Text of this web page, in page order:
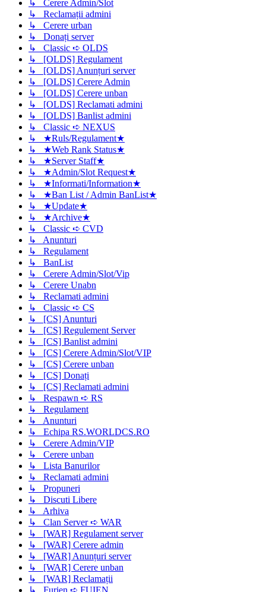
↳ Cerere Admin/Slot
↳ Reclamații admini
↳ Cerere urban
↳ Donați server
↳ Classic ➪ OLDS
↳ [OLDS] Regulament
↳ [OLDS] Anunțuri server
↳ [OLDS] Cerere Admin
↳ [OLDS] Cerere unban
↳ [OLDS] Reclamati admini
↳ [OLDS] Banlist admini
↳ Classic ➪ NEXUS
↳ ★Ruls/Regulament★
↳ ★Web Rank Status★
↳ ★Server Staff★
↳ ★Admin/Slot Request★
↳ ★Informati/Information★
↳ ★Ban List / Admin BanList★
↳ ★Update★
↳ ★Archive★
↳ Classic ➪ CVD
↳ Anunturi
↳ Regulament
↳ BanList
↳ Cerere Admin/Slot/Vip
↳ Cerere Unabn
↳ Reclamati admini
↳ Classic ➪ CS
↳ [CS] Anunturi
↳ [CS] Regulement Server
↳ [CS] Banlist admini
↳ [CS] Cerere Admin/Slot/VIP
↳ [CS] Cerere unban
↳ [CS] Donați
↳ [CS] Reclamati admini
↳ Respawn ➪ RS
↳ Regulament
↳ Anunturi
↳ Echipa RS.WORLDCS.RO
↳ Cerere Admin/VIP
↳ Cerere unban
↳ Lista Banurilor
↳ Reclamati admini
↳ Propuneri
↳ Discuti Libere
↳ Arhiva
↳ Clan Server ➪ WAR
↳ [WAR] Regulament server
↳ [WAR] Cerere admin
↳ [WAR] Anunțuri server
↳ [WAR] Cerere unban
↳ [WAR] Reclamații
↳ Furien ➪ FUIEN